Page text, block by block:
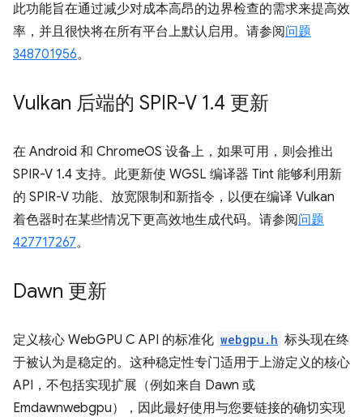
此功能旨在通过减少对成本高昂的边界检查的需求来提高效
率，并且很快将在所有平台上默认启用。请参阅问题
348701956。
Vulkan 后端的 SPIR-V 1.4 更新
在 Android 和 ChromeOS 设备上，如果可用，则会推出
SPIR-V 1.4 支持。此更新使 WGSL 编译器 Tint 能够利用新
的 SPIR-V 功能、放宽限制和新指令，以便在编译 Vulkan
着色器时在某些情况下更高效地生成代码。请参阅问题
427717267。
Dawn 更新
定义核心 WebGPU C API 的标准化 webgpu.h 标头现在终
于被认为是稳定的。这种稳定性专门适用于上游定义的核心
API，不包括实现扩展（例如来自 Dawn 或
Emdawnwebgpu），因此最好使用与您要链接的确切实现